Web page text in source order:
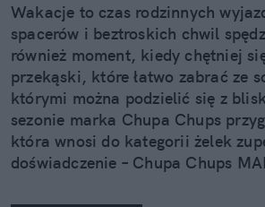
Wakacje to czas rodzinnych
spacerów i beztroskich chwil
również moment, kiedy chętniej
przekąski, które łatwo zabrać ze
którymi można podzielić się z
sezonie marka Chupa Chups
która wnosi do kategorii żelek
doświadczenie – Chupa Chups